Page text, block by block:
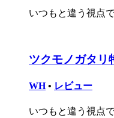
いつもと違う視点
ツクモノガタリ
WH • レビュー
いつもと違う視点